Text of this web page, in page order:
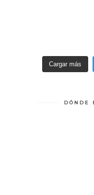
Cargar más
DÓNDE